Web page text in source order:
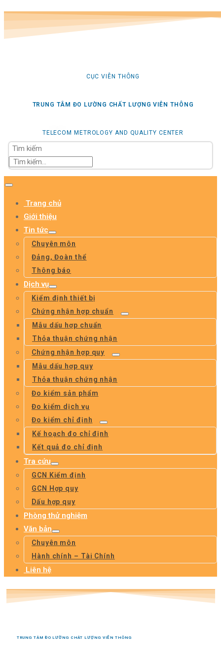
CỤC VIỄN THÔNG
TRUNG TÂM ĐO LƯỜNG CHẤT LƯỢNG VIỄN THÔNG
TELECOM METROLOGY AND QUALITY CENTER
Tìm kiếm
Trang chủ
Giới thiệu
Tin tức
Chuyên môn
Đảng, Đoàn thể
Thông báo
Dịch vụ
Kiểm định thiết bị
Chứng nhận hợp chuẩn
Mẫu dấu hợp chuẩn
Thỏa thuận chứng nhận
Chứng nhận hợp quy
Mẫu dấu hợp quy
Thỏa thuận chứng nhận
Đo kiểm sản phẩm
Đo kiểm dịch vụ
Đo kiểm chỉ định
Kế hoạch đo chỉ định
Kết quả đo chỉ định
Tra cứu
GCN Kiểm định
GCN Hợp quy
Dấu hợp quy
Phòng thử nghiệm
Văn bản
Chuyên môn
Hành chính – Tài Chính
Liên hệ
TRUNG TÂM ĐO LƯỜNG CHÂT LƯỢNG VIỄN THÔNG